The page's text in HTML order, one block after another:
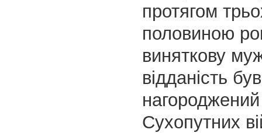
протягом
половиною
виняткову
відданість був
Сухопутних